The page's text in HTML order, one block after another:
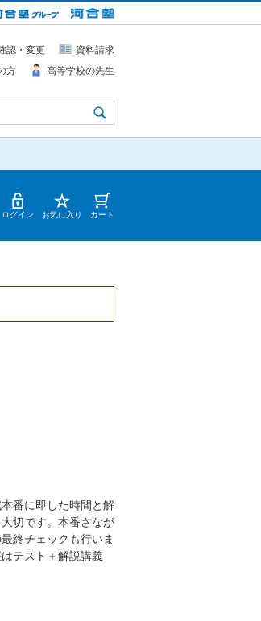
認・変更
資料請求
方
高等学校の先生
ログイン お気に入り カート
番に即した時間と解
切です。本番さなが
終チェックも行いま
テスト＋解説講義